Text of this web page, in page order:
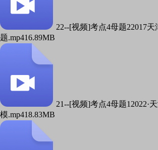
22--[视频]考点4母题22017天
题.mp416.89MB
21--[视频]考点4母题12022·
模.mp418.83MB